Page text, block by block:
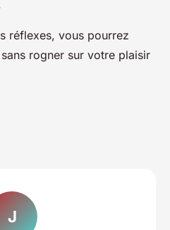
réflexes, vous pourrez
sans rogner sur votre plaisir
J